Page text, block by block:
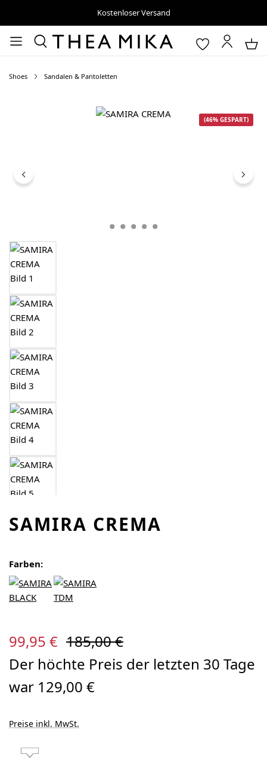
Kostenloser Versand
Shoes Sandalen & Pantoletten
Bildergalerie überspringen
(46% GESPART)
SAMIRA CREMA
Farben:
Verkaufspreis:
99,95 € Regulärer Preis:
185,00 €
Der höchte Preis der letzten 30 Tage
war 129,00 €
Preise inkl. MwSt.